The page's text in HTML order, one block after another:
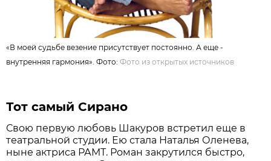
«В моей судьбе везение присутствует постоянно. А еще -
внутренняя гармония». Фото:Фото из открытых источников
Тот самый Сирано
Свою первую любовь Шакуров встретил еще в
театральной студии. Ею стала Наталья Оленева,
ныне актриса РАМТ. Роман закрутился быстро,